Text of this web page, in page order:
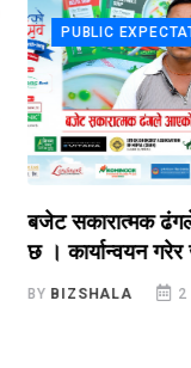
PUBLIC
बजेट सकारात्मक ढंगले
छ । कार्यान्वयन गरेर
BIZSHALA 2